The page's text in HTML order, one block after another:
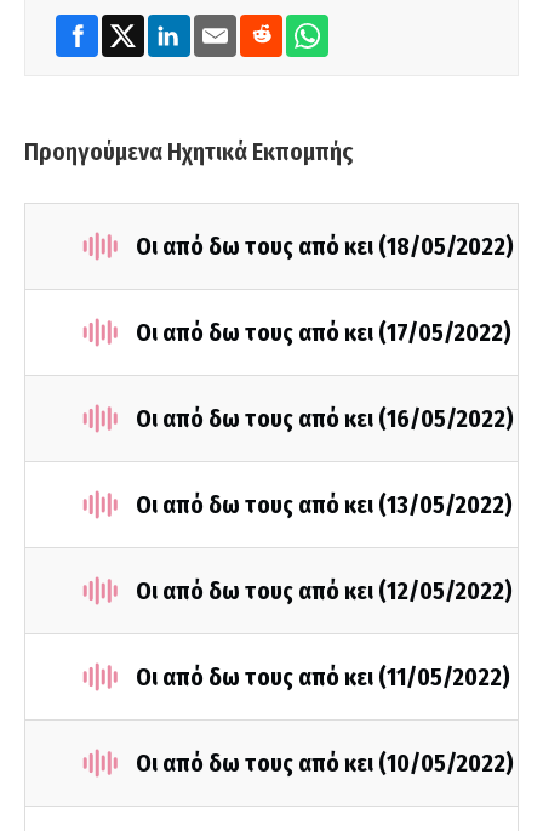
Προηγούμενα Ηχητικά Εκπομπής
Οι από δω τους από κει (18/05/2022)
Οι από δω τους από κει (17/05/2022)
Οι από δω τους από κει (16/05/2022)
Οι από δω τους από κει (13/05/2022)
Οι από δω τους από κει (12/05/2022)
Οι από δω τους από κει (11/05/2022)
Οι από δω τους από κει (10/05/2022)